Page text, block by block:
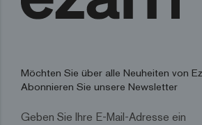
Möchten Sie über alle Neuheiten von
Abonnieren Sie unsere Newsletter